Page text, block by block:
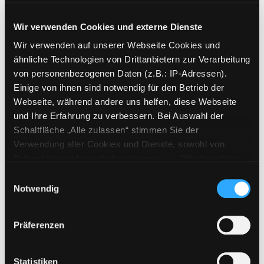
Wir verwenden Cookies und externe Dienste
Wir verwenden auf unserer Webseite Cookies und
ähnliche Technologien von Drittanbietern zur Verarbeitung
von personenbezogenen Daten (z.B.: IP-Adressen).
Einige von ihnen sind notwendig für den Betrieb der
Webseite, während andere uns helfen, diese Webseite
und Ihre Erfahrung zu verbessern. Bei Auswahl der
Schaltfläche „Alle zulassen“ stimmen Sie der
Verwendung aller Cookies und Dienste, sowohl von
Cookies von Drittanbietern, eine Verarbeitung in
unsicheren Drittländern (Länder außerhalb des EWR
ohne adäquates Datenschutzniveau) stattfinden kann. In
diesem Zusammenhang können aktuell Risiken für
Eine Verarbeitung durch solche Cookies oder Dienste
Notwendig
Präferenzen
Statistiken
Reihe:Dtv; 26112,Premium
Exemplar-Details von Das Leben gestalten
Mediengruppe:Sachbuch
Das Leben gestalten mit
den big five for life
das Abenteuer geht weiter
Verfasser:Strelecky, JohnSuche nach
Jahr:2016
Verlag: München , Deutscher
Exemplar-Details von Rabenfrauen anzeigen
Suche nach